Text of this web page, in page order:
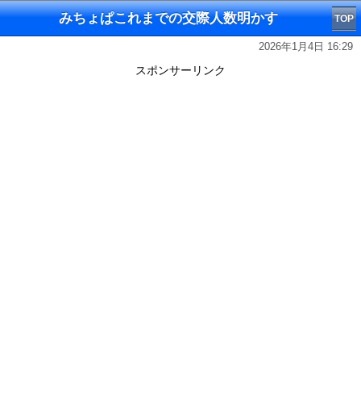
みちょぱこれまでの交際人数明かす TOP
2026年1月4日 16:29
スポンサーリンク